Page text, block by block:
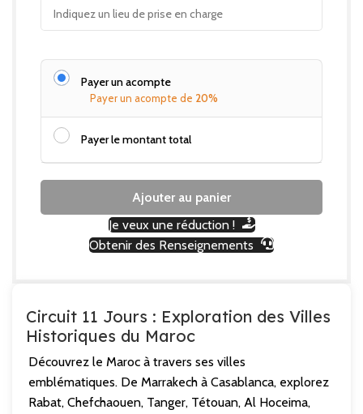
Payer un acompte
Payer un acompte de 20%
Payer le montant total
Ajouter au panier
Je veux une réduction !
Obtenir des Renseignements
Circuit 11 Jours : Exploration des Villes
Historiques du Maroc
Découvrez le Maroc à travers ses villes
emblématiques. De Marrakech à Casablanca, explorez
Rabat, Chefchaouen, Tanger, Tétouan, Al Hoceima,